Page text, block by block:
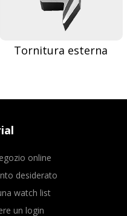
Tornitura esterna
online
desiderato
watch list
un login